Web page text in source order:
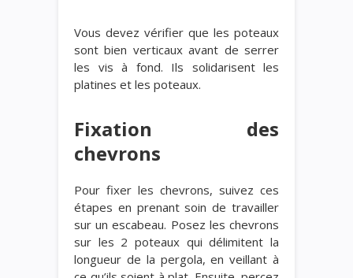
Vous devez vérifier que les poteaux
sont bien verticaux avant de serrer
les vis à fond. Ils solidarisent les
platines et les poteaux.
Fixation des
chevrons
Pour fixer les chevrons, suivez ces
étapes en prenant soin de travailler
sur un escabeau. Posez les chevrons
sur les 2 poteaux qui délimitent la
longueur de la pergola, en veillant à